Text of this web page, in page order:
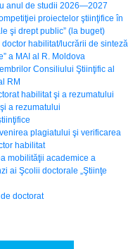
anul de studii 2026—2027
proiectelor ştiinţifice în
şi drept public” (la buget)
habilitat/lucrării de sinteză
a MAI al R. Moldova
Consiliului Ştiinţific al
RM
habilitat şi a rezumatului
a rezumatului
plagiatului şi verificarea
habilitat
mobilităţii academice a
ai Şcolii doctorale „Ştiinţe
doctorat